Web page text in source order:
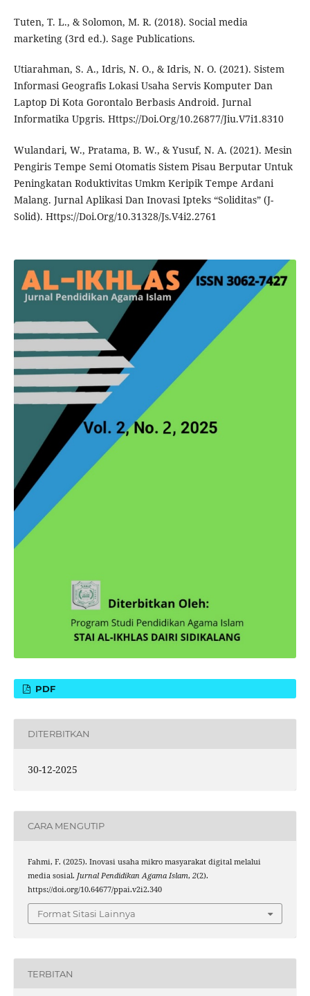
Tuten, T. L., & Solomon, M. R. (2018). Social media
marketing (3rd ed.). Sage Publications.
Utiarahman, S. A., Idris, N. O., & Idris, N. O. (2021). Sistem
Informasi Geografis Lokasi Usaha Servis Komputer Dan
Laptop Di Kota Gorontalo Berbasis Android. Jurnal
Informatika Upgris. Https://Doi.Org/10.26877/Jiu.V7i1.8310
Wulandari, W., Pratama, B. W., & Yusuf, N. A. (2021). Mesin
Pengiris Tempe Semi Otomatis Sistem Pisau Berputar Untuk
Peningkatan Roduktivitas Umkm Keripik Tempe Ardani
Malang. Jurnal Aplikasi Dan Inovasi Ipteks “Soliditas” (J-
Solid). Https://Doi.Org/10.31328/Js.V4i2.2761
PDF
DITERBITKAN
30-12-2025
CARA MENGUTIP
Fahmi, F. (2025). Inovasi usaha mikro masyarakat digital melalui
media sosial. Jurnal Pendidikan Agama Islam, 2(2).
https://doi.org/10.64677/ppai.v2i2.340
Format Sitasi Lainnya
TERBITAN